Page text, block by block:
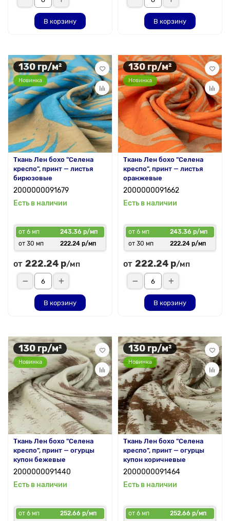
В корзину В корзину
130 гр/м²
Новинка
Ткань Лен бохо "Селена
креспо", принт — листья
бирюзовые
2000000091679
Есть в наличии
от 6 мп
243.36 р/мп
от 30 мп
222.24 р/мп
от 222.24 р/мп
В корзину
130 гр/м²
Новинка
Ткань Лен бохо "Селена
креспо", принт — листья
оранжевые
2000000091662
Есть в наличии
от 6 мп
243.36 р/мп
от 30 мп
222.24 р/мп
от 222.24 р/мп
В корзину
130 гр/м²
Новинка
Ткань Лен бохо "Селена
креспо", принт — огурцы
купон бежевые
2000000091440
Есть в наличии
от 6 мп
252.66 р/мп
130 гр/м²
Новинка
Ткань Лен бохо "Селена
креспо", принт — огурцы
купон коричневые
2000000091464
Есть в наличии
от 6 мп
252.66 р/мп